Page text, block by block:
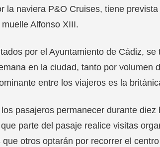
la naviera P&O Cruises, tiene
Alfonso XIII.
por el Ayuntamiento de Cádiz,
en la ciudad, tanto por volumen
entre los viajeros es la
pasajeros permanecer durante
parte del pasaje realice visitas
que otros optarán por recorrer el